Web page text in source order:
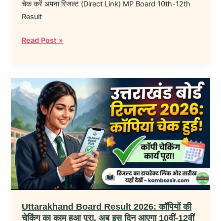
चेक करें अपना रिजल्ट (Direct Link) MP Board 10th-12th
Result
रिजल्ट
(Direct
Read Post »
Uttarakhand Board Result 2026: कॉपियों की
चेकिंग का काम हुआ पूरा, अब इस दिन आएगा 10वीं-12वीं
Uttarakhand
Board
Result
2026:
कॉपियों
की
चेकिंग
का
काम
पूरा,